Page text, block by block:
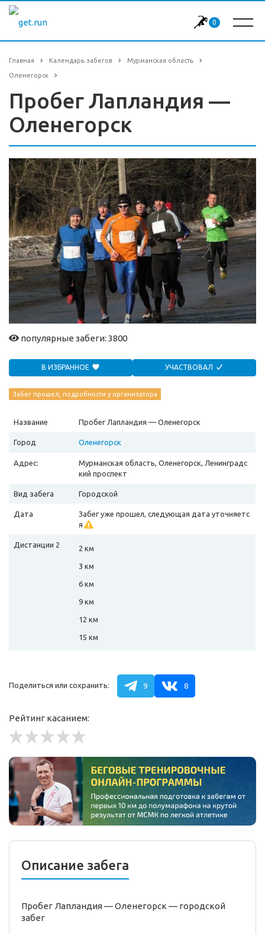
0
Главная Календарь забегов Мурманская область
Оленегорск
Пробег Лапландия —
Оленегорск
популярные забеги: 3800
В ИЗБРАННОЕ УЧАСТВОВАЛ
Забег прошел, подробности у организатора
Название Пробег Лапландия — Оленегорск
Город Оленегорск
Адрес:
Мурманская область, Оленегорск, Ленинградс
кий проспект
Вид забега Городской
Дата
Забег уже прошел, следующая дата уточняетс
я
Дистанции 2 2 км
3 км
6 км
9 км
12 км
15 км
Поделиться или сохранить: 9 8
Рейтинг касанием:
Описание забега
Пробег Лапландия — Оленегорск — городской
забег